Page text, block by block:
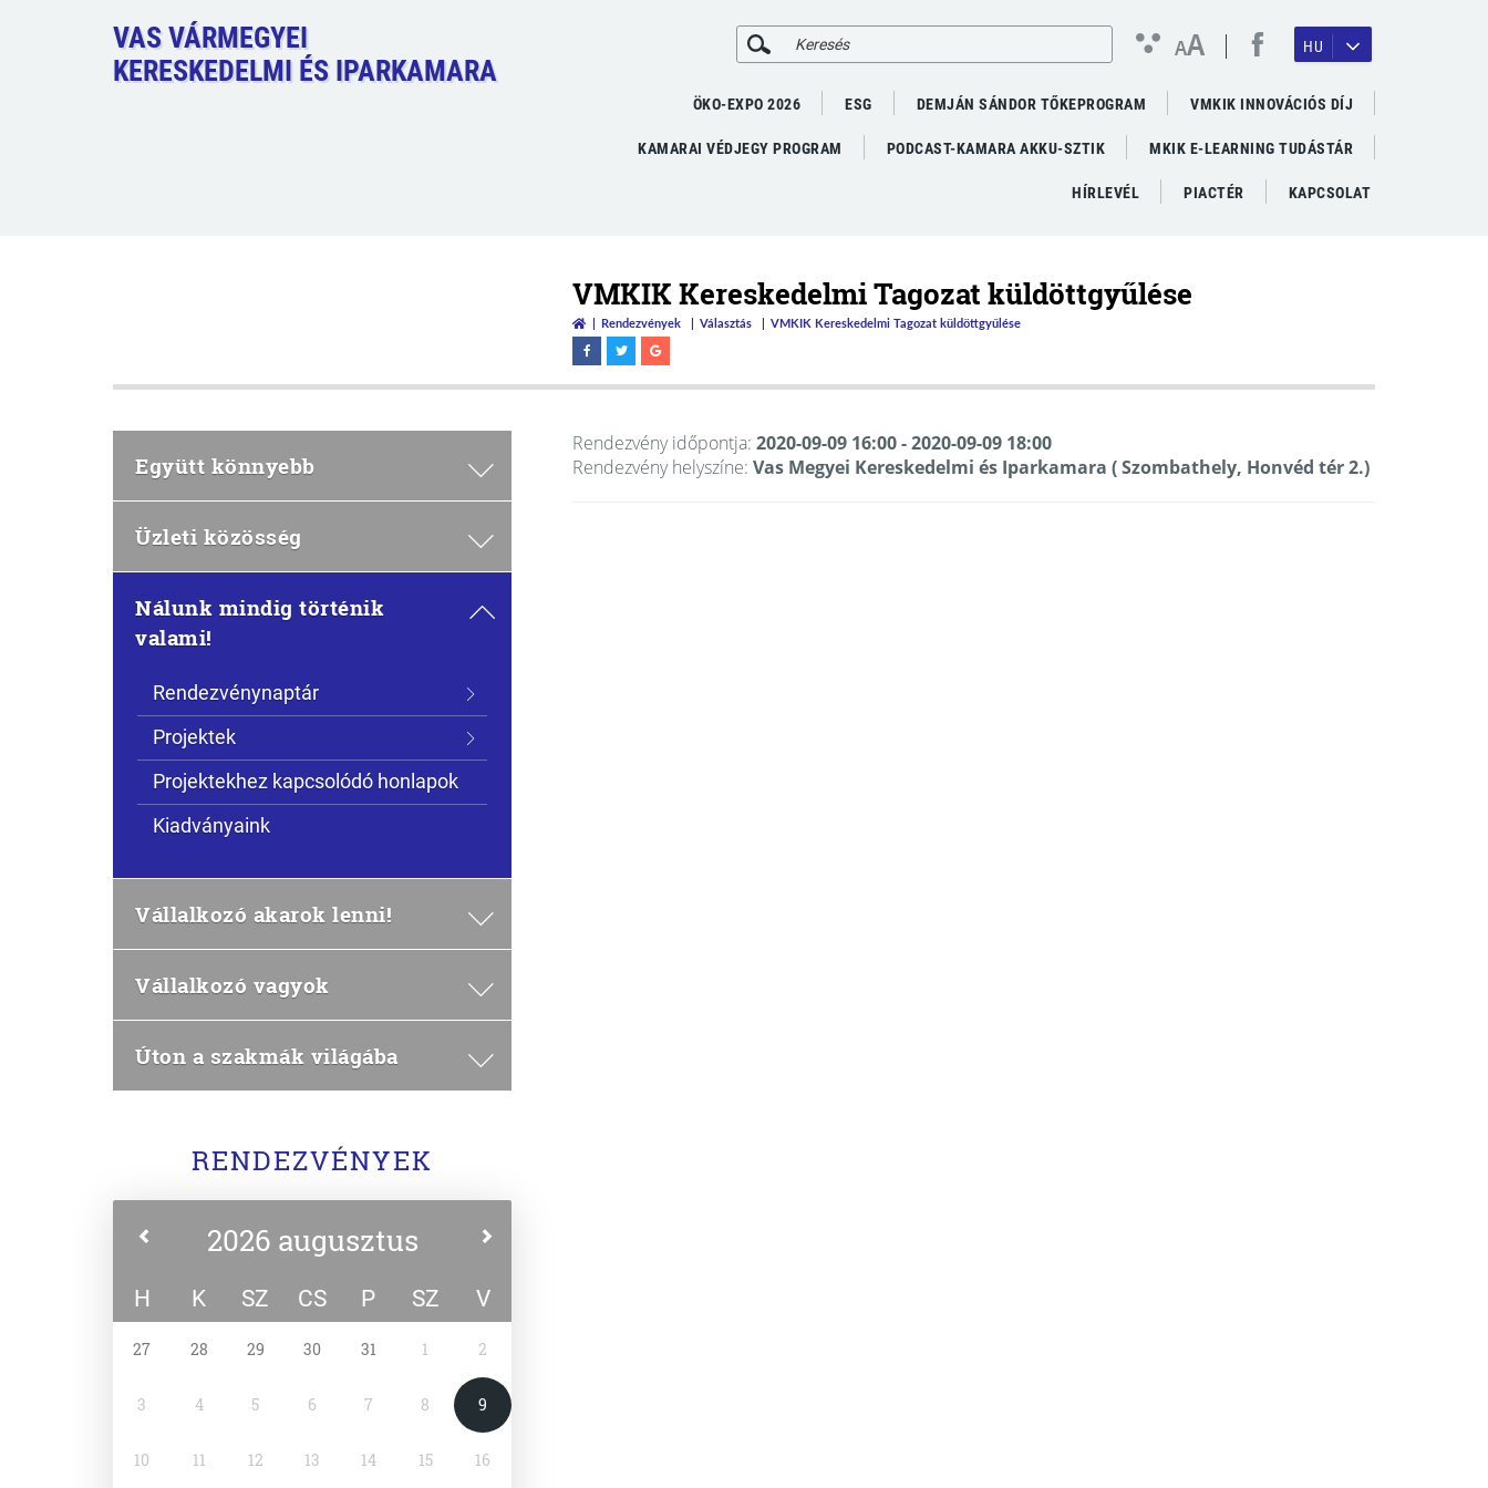
VAS VÁRMEGYEI
KERESKEDELMI ÉS IPARKAMARA
AA HU
ÖKO-EXPO 2026 ESG DEMJÁN SÁNDOR TŐKEPROGRAM VMKIK INNOVÁCIÓS DÍJ
KAMARAI VÉDJEGY PROGRAM PODCAST-KAMARA AKKU-SZTIK MKIK E-LEARNING TUDÁSTÁR
HÍRLEVÉL PIACTÉR KAPCSOLAT
VMKIK Kereskedelmi Tagozat küldöttgyűlése
Rendezvények Választás VMKIK Kereskedelmi Tagozat küldöttgyűlése
Együtt könnyebb
Üzleti közösség
Nálunk mindig történik
valami!
Rendezvénynaptár
Projektek
Projektekhez kapcsolódó honlapok
Kiadványaink
Vállalkozó akarok lenni!
Vállalkozó vagyok
Úton a szakmák világába
RENDEZVÉNYEK
2026 augusztus
H K SZ CS P SZ V
27 28 29 30 31 1 2
3 4 5 6 7 8 9
10 11 12 13 14 15 16
Rendezvény időpontja: 2020-09-09 16:00- 2020-09-09 18:00
Rendezvény helyszíne: Vas Megyei Kereskedelmi és Iparkamara ( Szombathely, Honvéd tér 2.)